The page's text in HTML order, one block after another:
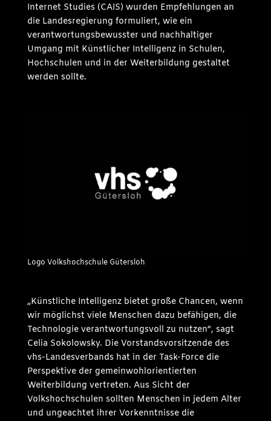
Internet Studies (CAIS) wurden Empfehlungen an
die Landesregierung formuliert, wie ein
verantwortungsbewusster und nachhaltiger
Umgang mit Künstlicher Intelligenz in Schulen,
Hochschulen und in der Weiterbildung gestaltet
werden sollte.
Logo Volkshochschule Gütersloh
„Künstliche Intelligenz bietet große Chancen, wenn
wir möglichst viele Menschen dazu befähigen, die
Technologie verantwortungsvoll zu nutzen“, sagt
Celia Sokolowsky. Die Vorstandsvorsitzende des
vhs-Landesverbands hat in der Task-Force die
Perspektive der gemeinwohlorientierten
Weiterbildung vertreten. Aus Sicht der
Volkshochschulen sollten Menschen in jedem Alter
und ungeachtet ihrer Vorkenntnisse die